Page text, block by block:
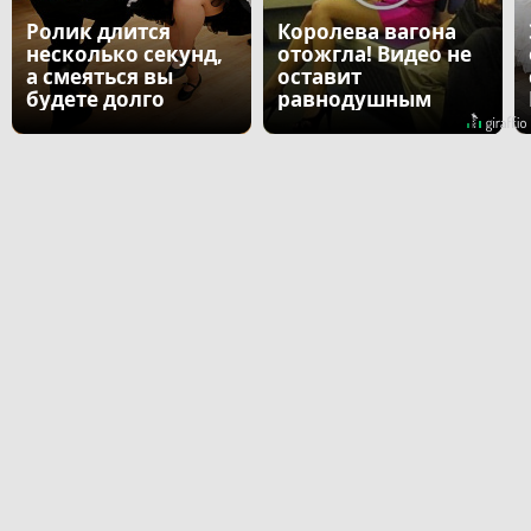
Ролик длится
несколько секунд,
а смеяться вы
будете долго
Королева вагона
отожгла! Видео не
оставит
равнодушным